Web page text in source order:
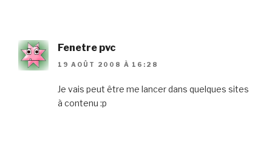
Fenetre pvc
19 AOÛT 2008 À 16:28
Je vais peut être me lancer dans quelques sites
à contenu :p